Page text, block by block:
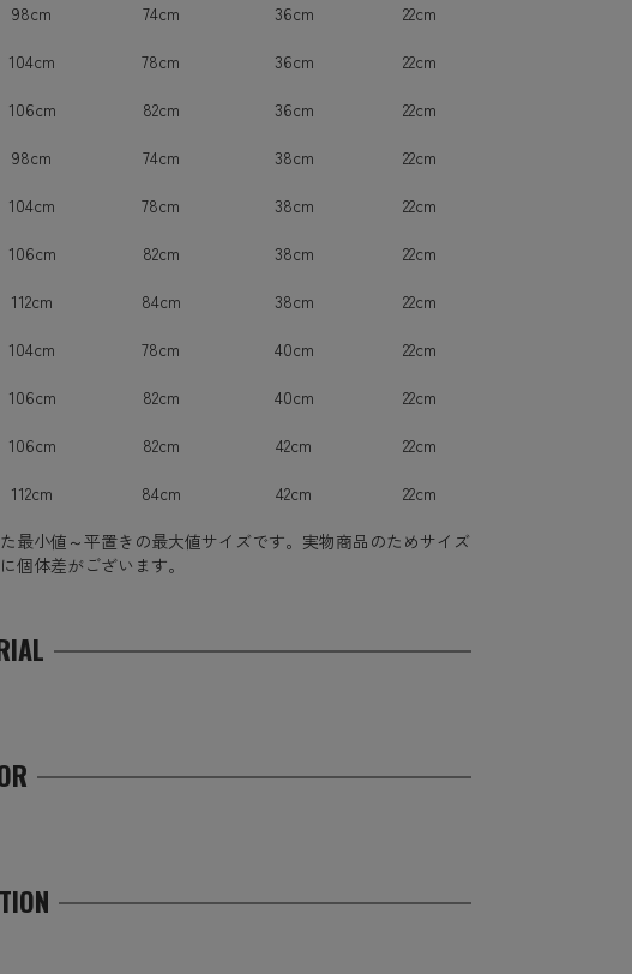
98cm 74cm 36cm
22cm
104cm 78cm 36cm
22cm
106cm 82cm 36cm
22cm
98cm 74cm 38cm
22cm
104cm 78cm 38cm
22cm
106cm 82cm 38cm
22cm
112cm 84cm 38cm
22cm
104cm 78cm 40cm
22cm
106cm 82cm 40cm
22cm
106cm 82cm 42cm
22cm
112cm 84cm 42cm
22cm
最小値～平置きの最大値サイズです。実物商品のためサイズ
に個体差がございます。